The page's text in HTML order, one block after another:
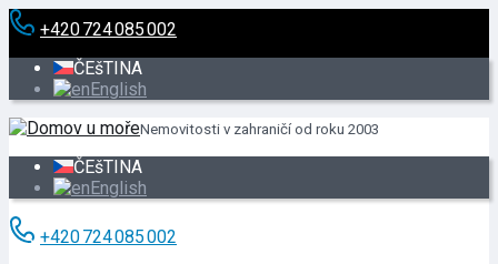
+420 724 085 002
ČEšTINA
English
Nemovitosti v zahraničí od roku 2003
ČEšTINA
English
+420 724 085 002